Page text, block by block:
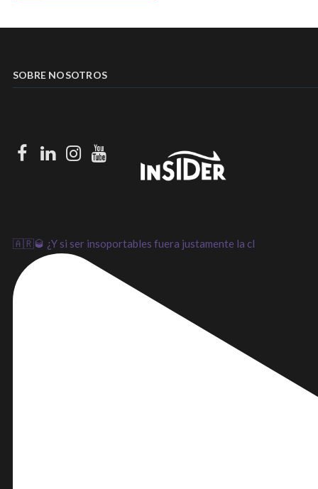
SOBRE NOSOTROS
Facebook
LinkedInInstagram
Youtube
🇦🇷🥃 ¿Y si ser insoportables fuera justamente la cl